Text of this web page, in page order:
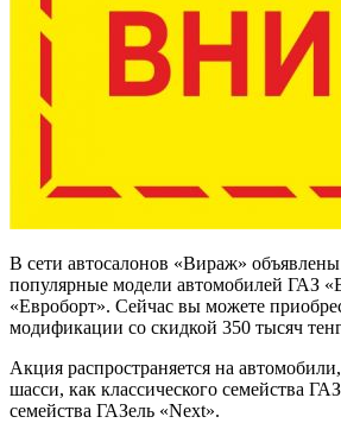
В сети автосалонов «Вираж»
популярные модели автомобилей ГАЗ
«Евроборт». Сейчас вы можете
модификации со скидкой 350 тысяч
Акция распространяется на
шасси, как классического семейства
семейства ГАЗель «Next».